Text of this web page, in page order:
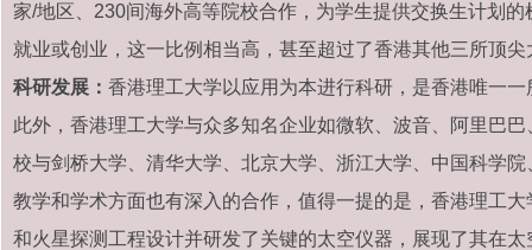
家/地区、230间海外高等院校合作，为学生提供交换生计划
就业或创业，这一比例相当高，甚至超过了香港其他三所顶尖
科研发展： 香港理工大学以应用为本进行科研，是香港唯一
此外，香港理工大学与众多知名企业如微软、波音、阿里巴
校与剑桥大学、清华大学、北京大学、浙江大学、中国科学
教学和学术方面也有深入的合作， 值得一提的是，香港理工
和火星探测工程设计并研发了关键的太空仪器，展现了其在